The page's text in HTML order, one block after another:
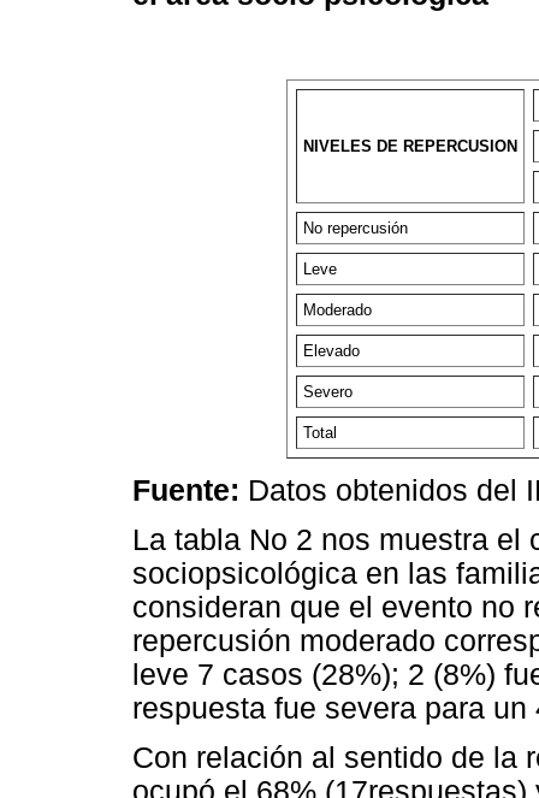
NIVELES DE REPERCUSION
No repercusión
Leve
Moderado
Elevado
Severo
Total
Fuente: Datos obtenidos del
La tabla No 2 nos muestra el
sociopsicológica en las
consideran que el evento no
repercusión moderado
leve 7 casos (28%); 2 (8%)
respuesta fue severa para
Con relación al sentido de la